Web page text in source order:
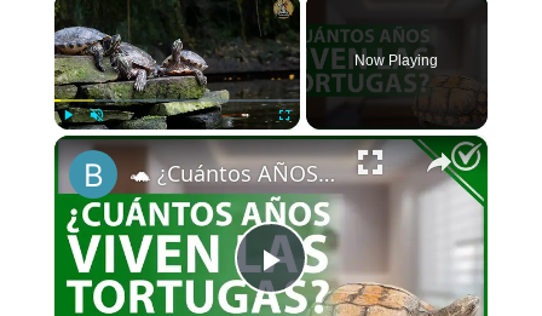
Play Unmute Fullscreen
Now Playing
×
Play
🐢 ¿Cuántos AÑOS puede llegar a VIVIR una TORTUGA? - Cuidados para su longevidad 🐢